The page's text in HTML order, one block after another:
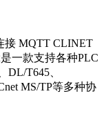
接 MQTT CLINET
一款支持各种PLC
DL/T645、
MS/TP等多种协